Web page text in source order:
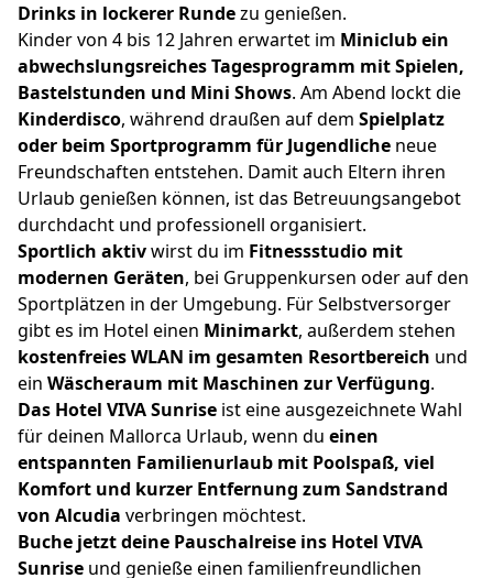
Drinks in lockerer Rundezu genießen.
Kinder von 4 bis 12 Jahren erwartet im Miniclub ein
abwechslungsreiches Tagesprogramm mit Spielen,
Bastelstunden und Mini Shows. Am Abend lockt die
Kinderdisco, während draußen auf dem Spielplatz
oder beim Sportprogramm für Jugendliche neue
Freundschaften entstehen. Damit auch Eltern ihren
Urlaub genießen können, ist das Betreuungsangebot
durchdacht und professionell organisiert.
Sportlich aktivwirst du im Fitnessstudio mit
modernen Geräten, bei Gruppenkursen oder auf den
Sportplätzen in der Umgebung. Für Selbstversorger
gibt es im Hotel einen Minimarkt, außerdem stehen
kostenfreies WLAN im gesamten Resortbereich und
ein Wäscheraum mit Maschinen zur Verfügung.
Das Hotel VIVA Sunrise ist eine ausgezeichnete Wahl
für deinen Mallorca Urlaub, wenn du einen
entspannten Familienurlaub mit Poolspaß, viel
Komfort und kurzer Entfernung zum Sandstrand
von Alcudia verbringen möchtest.
Buche jetzt deine Pauschalreise ins Hotel VIVA
Sunrise und genieße einen familienfreundlichen